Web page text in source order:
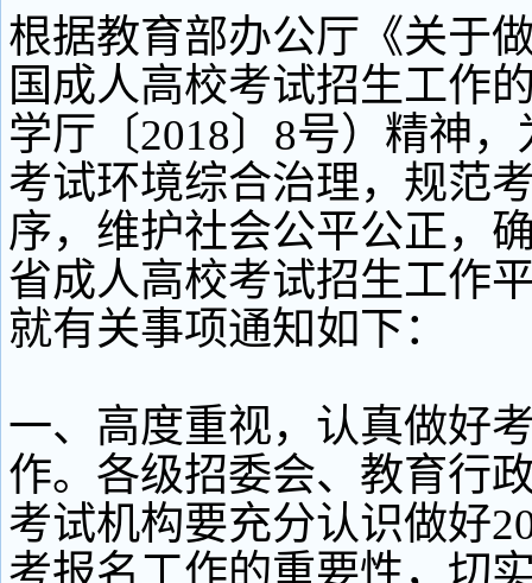
根据教育部办公厅《关于
国成人高校考试招生工作
学厅〔2018〕8号）精神
考试环境综合治理，规范
序，维护社会公平公正，
省成人高校考试招生工作
就有关事项通知如下：
一、高度重视，认真做好
作。各级招委会、教育行
考试机构要充分认识做好
考报名工作的重要性，切